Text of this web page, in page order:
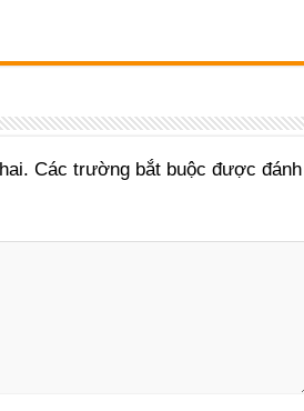
Các trường bắt buộc được đánh